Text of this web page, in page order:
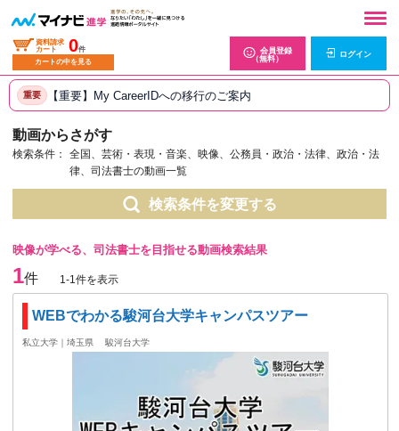
資料請求
カート
0件
カートの中を見る
会員登録
（無料）
ログイン
重要 【重要】My CareerIDへの移行のご案内
動画からさがす
検索条件：
全国、芸術・表現・音楽、映像、公務員・政治・法律、政治・法
律、司法書士の動画一覧
検索条件を変更する
映像が学べる、司法書士を目指せる動画検索結果
1件 1-1件を表示
WEBでわかる駿河台大学キャンパスツアー
私立大学｜埼玉県 駿河台大学